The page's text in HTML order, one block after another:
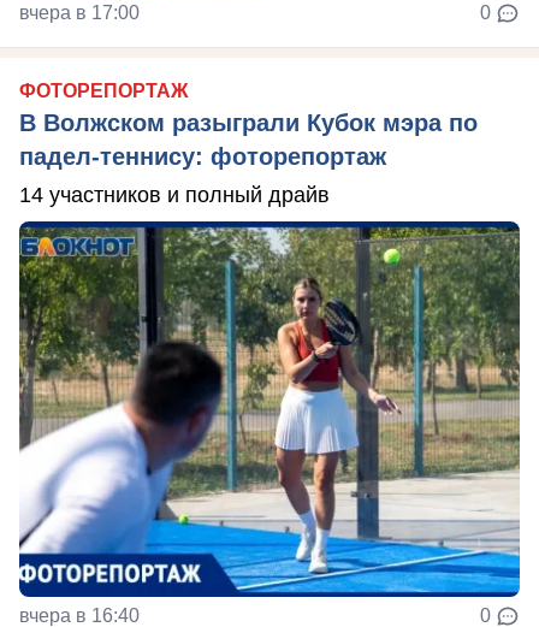
вчера в 17:00 0
ФОТОРЕПОРТАЖ
В Волжском разыграли Кубок мэра по
падел-теннису: фоторепортаж
14 участников и полный драйв
вчера в 16:40 0